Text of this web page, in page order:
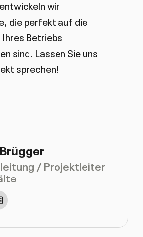
wir
die perfekt auf die
Betriebs
sind. Lassen Sie uns
sprechen!
/ Projektleiter